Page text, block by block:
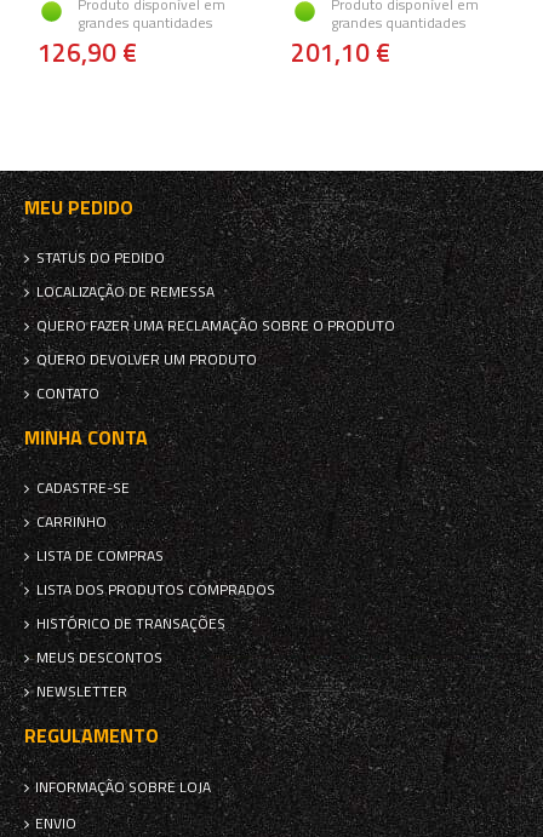
grandes quantidades
126,90 €
grandes quantidades
201,10 €
MEU PEDIDO
STATUS DO PEDIDO
LOCALIZAÇÃO DE REMESSA
QUERO FAZER UMA RECLAMAÇÃO SOBRE O PRODUTO
QUERO DEVOLVER UM PRODUTO
CONTATO
MINHA CONTA
CADASTRE-SE
CARRINHO
LISTA DE COMPRAS
LISTA DOS PRODUTOS COMPRADOS
HISTÓRICO DE TRANSAÇÕES
MEUS DESCONTOS
NEWSLETTER
REGULAMENTO
INFORMAÇÃO SOBRE LOJA
ENVIO